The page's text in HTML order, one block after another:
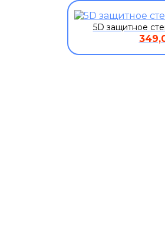
5D защитное